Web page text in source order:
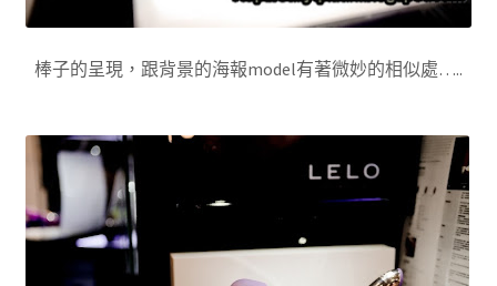
棒子的呈現，跟背景的海報model有著微妙的相似處…..